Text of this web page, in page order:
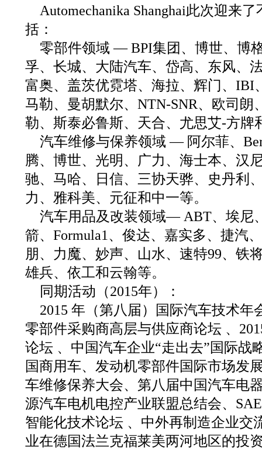
Automechanika Shanghai此次迎来
括：
零部件领域 — BPI集团、博世、博
孚、长城、大陆汽车、岱高、东风、
富奥、盖茨优霓塔、海拉、辉门、IBI
马勒、曼胡默尔、NTN-SNR、欧司朗
勒、斯泰必鲁斯、天合、尤思艾-方牌
汽车维修与保养领域 — 阿尔菲、
腾、博世、光明、广力、海士本、汉
驰、马哈、日信、三协天骅、史丹利
力、雅科美、元征和中一等。
汽车用品及改装领域— ABT、埃尼
箭、Formula1、俊达、嘉实多、捷汽
朋、力魔、妙声、山水、速特99、铁
雄兵、依工和云翰等。
同期活动（2015年）：
2015 年（第八届）国际汽车技术年
零部件采购商高层与供应商论坛 、
论坛 、中国汽车企业“走出去”国际战
国商用车、发动机零部件国际市场发
车维修保养大会、第八届中国汽车电
源汽车电机电控产业联盟总结会、
智能化技术论坛 、中外再制造企业交
业在德国法兰克福莱美两河地区的投